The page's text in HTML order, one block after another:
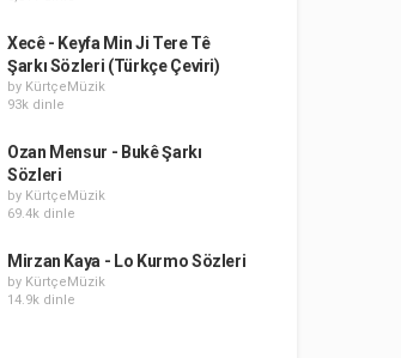
Xecê - Keyfa Min Ji Tere Tê
Şarkı Sözleri (Türkçe Çeviri)
by KürtçeMüzik
93k dinle
Ozan Mensur - Bukê Şarkı
Sözleri
by KürtçeMüzik
69.4k dinle
Mirzan Kaya - Lo Kurmo Sözleri
by KürtçeMüzik
14.9k dinle